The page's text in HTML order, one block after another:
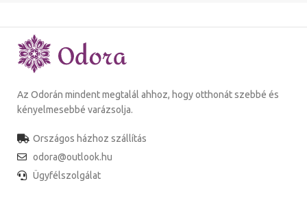
Az Odorán mindent megtalál ahhoz, hogy otthonát szebbé és
kényelmesebbé varázsolja.
Országos házhoz szállítás
odora@outlook.hu
Ügyfélszolgálat